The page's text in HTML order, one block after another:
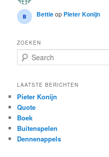
Bettieop Pieter Konijn
ZOEKEN
e
r
h
LAATSTE BERICHTEN
Pieter Konijn
Quote
Boek
Buitenspelen
Dennenappels